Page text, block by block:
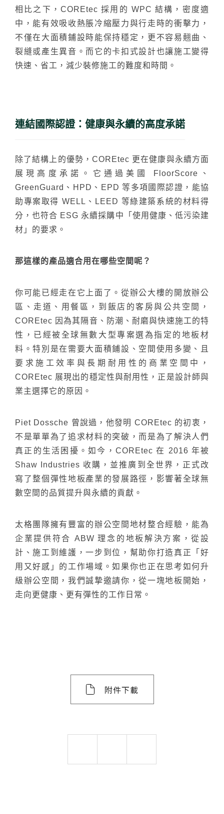
ESG 碳足跡計算器
太格奧運五環
相比之下，COREtec 採用的 WPC 結構，密度適
中，能有效吸收熱脹冷縮壓力與行走時的衝擊力，
不僅在大面積鋪設時能保持穩定，更不容易翹曲、
裂縫或產生異音。而它的卡扣式設計也讓施工變得
快速、省工，減少裝修施工的難度和時間。
連結國際認證：健康與永續的高度承諾
除了結構上的優勢，COREtec 更在健康與永續方面
展現高度承諾。它通過美國 FloorScore、
GreenGuard、HPD、EPD 等多項國際認證，能協
助專案取得 WELL、LEED 等綠建築系統的材料得
分，也符合 ESG 永續採購中「使用健康、低污染建
材」的要求。
那這樣的產品適合用在哪些空間呢？
你可能已經走在它上面了。從辦公大樓的開放辦公
區、走道、用餐區，到飯店的客房與公共空間，
COREtec 因為其隔音、防潮、耐磨與快速施工的特
性，已經被全球無數大型專案選為指定的地板材
料。特別是在需要大面積鋪設、空間使用多變、且
要求施工效率與長期耐用性的商業空間中，
COREtec 展現出的穩定性與耐用性，正是設計師與
業主選擇它的原因。
Piet Dossche 曾說過，他發明 COREtec 的初衷，
不是單單為了追求材料的突破，而是為了解決人們
真正的生活困擾。如今，COREtec 在 2016 年被
Shaw Industries 收購，並推廣到全世界，正式改
寫了整個彈性地板產業的發展路徑，影響著全球無
數空間的品質提升與永續的貢獻。
太格團隊擁有豐富的辦公空間地材整合經驗，能為
企業提供符合 ABW 理念的地板解決方案，從設
計、施工到維護，一步到位，幫助你打造真正「好
用又好感」的工作場域。如果你也正在思考如何升
級辦公空間，我們誠摯邀請你，從一塊地板開始，
走向更健康、更有彈性的工作日常。
附件下載